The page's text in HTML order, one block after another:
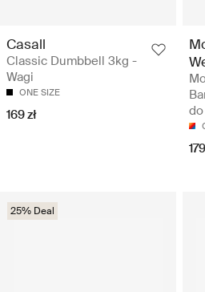
Casall
Classic Dumbbell 3kg -
Wagi
ONE SIZE
169 zł
25% Deal